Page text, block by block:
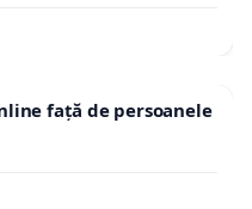
față de persoanele